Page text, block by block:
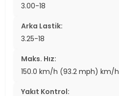
3.00-18
Arka Lastik:
3.25-18
Maks. Hız:
150.0 km/h (93.2 mph) km/h
Yakıt Kontrol: